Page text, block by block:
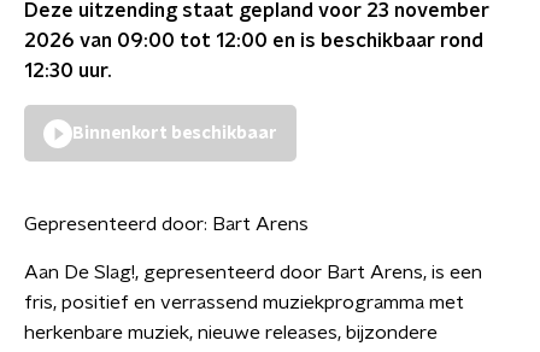
Deze uitzending staat gepland voor 23 november
2026 van 09:00 tot 12:00 en is beschikbaar rond
12:30 uur.
Binnenkort beschikbaar
Gepresenteerd door: Bart Arens
Aan De Slag!, gepresenteerd door Bart Arens, is een
fris, positief en verrassend muziekprogramma met
herkenbare muziek, nieuwe releases, bijzondere